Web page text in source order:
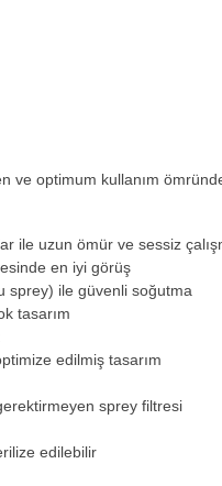
ve optimum kullanım
ile uzun ömür ve sessiz
en iyi görüş
sprey) ile güvenli soğutma
tasarım
edilmiş tasarım
sprey filtresi
edilebilir